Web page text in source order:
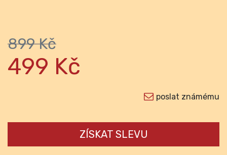
899 Kč
499 Kč
poslat známému
ZÍSKAT SLEVU